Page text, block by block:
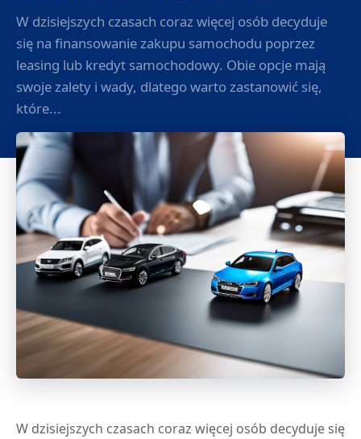
W dzisiejszych czasach coraz więcej osób decyduje
się na finansowanie zakupu samochodu poprzez
leasing lub kredyt samochodowy. Obie opcje mają
swoje zalety i wady, dlatego warto zastanowić się,
które...
W dzisiejszych czasach coraz więcej osób decyduje się